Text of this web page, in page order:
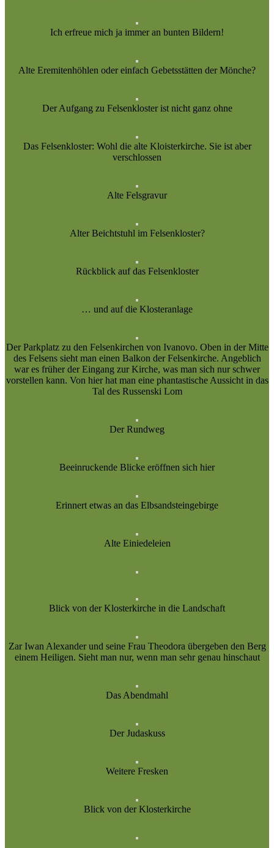
Ich erfreue mich ja immer an bunten Bildern!
Alte Eremitenhöhlen oder einfach Gebetsstätten der Mönche?
Der Aufgang zu Felsenkloster ist nicht ganz ohne
Das Felsenkloster: Wohl die alte Kloisterkirche. Sie ist aber
verschlossen
Alte Felsgravur
Alter Beichtstuhl im Felsenkloster?
Rückblick auf das Felsenkloster
… und auf die Klosteranlage
Der Parkplatz zu den Felsenkirchen von Ivanovo. Oben in der Mitte
des Felsens sieht man einen Balkon der Felsenkirche. Angeblich
war es früher der Eingang zur Kirche, was man sich nur schwer
vorstellen kann. Von hier hat man eine phantastische Aussicht in das
Tal des Russenski Lom
Der Rundweg
Beeinruckende Blicke eröffnen sich hier
Erinnert etwas an das Elbsandsteingebirge
Alte Einiedeleien
Blick von der Klosterkirche in die Landschaft
Zar Iwan Alexander und seine Frau Theodora übergeben den Berg
einem Heiligen. Sieht man nur, wenn man sehr genau hinschaut
Das Abendmahl
Der Judaskuss
Weitere Fresken
Blick von der Klosterkirche